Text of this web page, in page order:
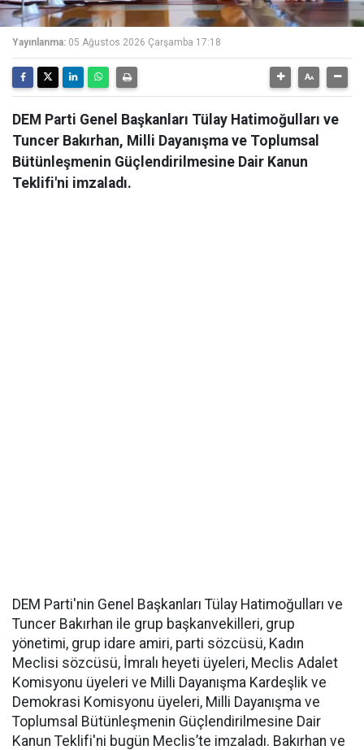
Yayınlanma: 05 Ağustos 2026 Çarşamba 17:18
DEM Parti Genel Başkanları Tülay Hatimoğulları ve
Tuncer Bakırhan, Milli Dayanışma ve Toplumsal
Bütünleşmenin Güçlendirilmesine Dair Kanun
Teklifi'ni imzaladı.
DEM Parti'nin Genel Başkanları Tülay Hatimoğulları ve
Tuncer Bakırhan ile grup başkanvekilleri, grup
yönetimi, grup idare amiri, parti sözcüsü, Kadın
Meclisi sözcüsü, İmralı heyeti üyeleri, Meclis Adalet
Komisyonu üyeleri ve Milli Dayanışma Kardeşlik ve
Demokrasi Komisyonu üyeleri, Milli Dayanışma ve
Toplumsal Bütünleşmenin Güçlendirilmesine Dair
Kanun Teklifi'ni bugün Meclis’te imzaladı. Bakırhan ve